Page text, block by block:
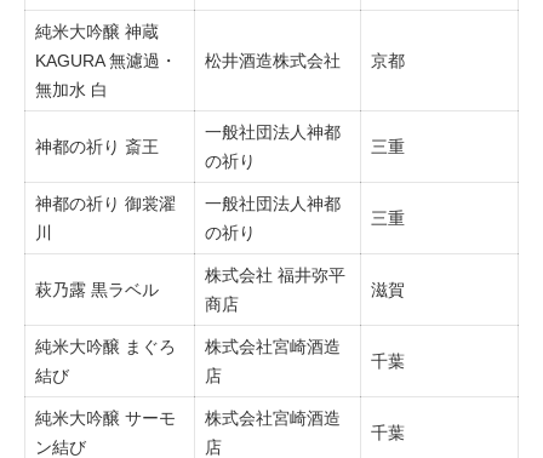
純米大吟醸 神蔵
KAGURA 無濾過・
無加水 白
松井酒造株式会社 京都
神都の祈り 斎王
一般社団法人神都
の祈り
三重
神都の祈り 御裳濯
川
一般社団法人神都
の祈り
三重
萩乃露 黒ラベル
株式会社 福井弥平
商店
滋賀
純米大吟醸 まぐろ
結び
株式会社宮崎酒造
店
千葉
純米大吟醸 サーモ
ン結び
株式会社宮崎酒造
店
千葉